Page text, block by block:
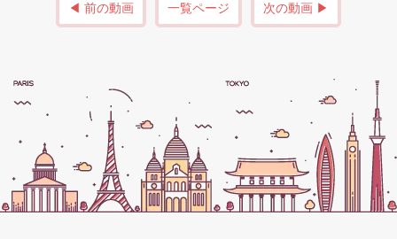
◀ 前の動画 一覧ページ 次の動画 ▶